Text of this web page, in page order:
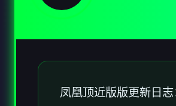
凤凰顶近版版更新日